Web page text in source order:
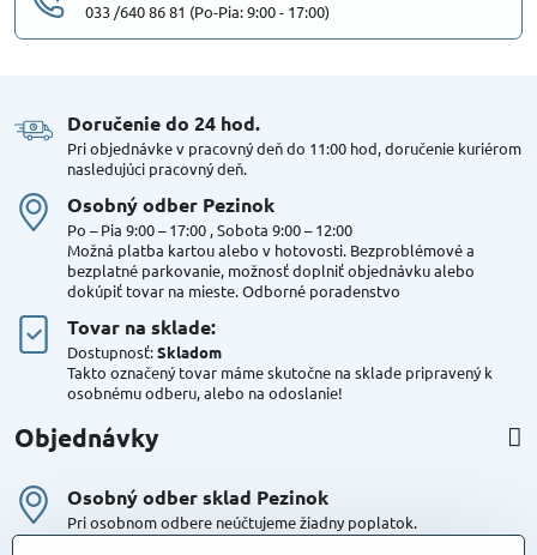
033 /640 86 81 (Po-Pia: 9:00 - 17:00)
Doručenie do 24 hod​.
Pri objednávke v pracovný deň do 11:00 hod, doručenie kuriérom
nasledujúci pracovný deň.
Osobný odber Pezinok
Po – Pia 9:00 – 17:00 , Sobota 9:00 – 12:00
Možná platba kartou alebo v hotovosti. Bezproblémové a
bezplatné parkovanie, možnosť doplniť objednávku alebo
dokúpiť tovar na mieste. Odborné poradenstvo
Tovar na sklade:
Dostupnosť:Skladom
Takto označený tovar máme skutočne na sklade pripravený k
osobnému odberu, alebo na odoslanie!
Objednávky
Osobný odber sklad Pezinok
Pri osobnom odbere neúčtujeme žiadny poplatok.